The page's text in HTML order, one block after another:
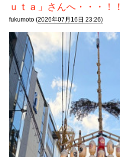
ｕｔａ」さんへ・・・！！
fukumoto (2026年07月16日 23:26)